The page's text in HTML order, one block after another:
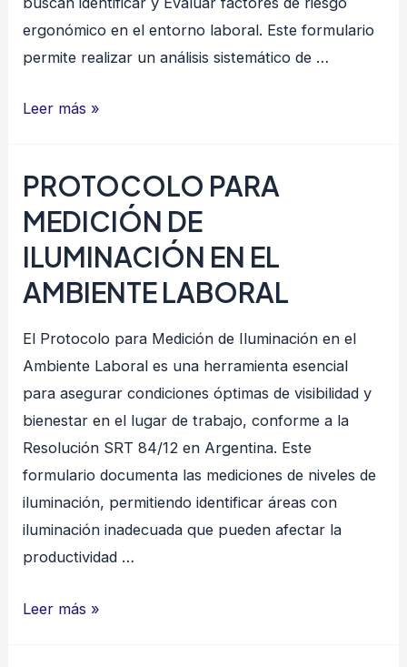
ergonómico en el entorno laboral. Este formulario
permite realizar un análisis sistemático de …
Protocolo
–
Planilla
1:
IDENTIFICACIÓN
RIESGOS
Leer más »
PROTOCOLO PARA
MEDICIÓN DE
ILUMINACIÓN EN EL
AMBIENTE LABORAL
El Protocolo para Medición de Iluminación en el
Ambiente Laboral es una herramienta esencial
para asegurar condiciones óptimas de visibilidad y
bienestar en el lugar de trabajo, conforme a la
Resolución SRT 84/12 en Argentina. Este
formulario documenta las mediciones de niveles de
iluminación, permitiendo identificar áreas con
iluminación inadecuada que pueden afectar la
productividad …
PROTOCOLO
Leer más »